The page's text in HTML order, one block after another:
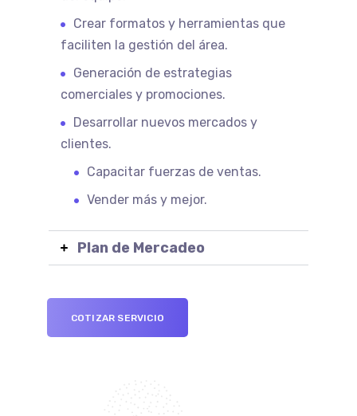
Crear formatos y herramientas que
faciliten la gestión del área.
Generación de estrategias
comerciales y promociones.
Desarrollar nuevos mercados y
clientes.
Capacitar fuerzas de ventas.
Vender más y mejor.
Plan de Mercadeo
COTIZAR SERVICIO